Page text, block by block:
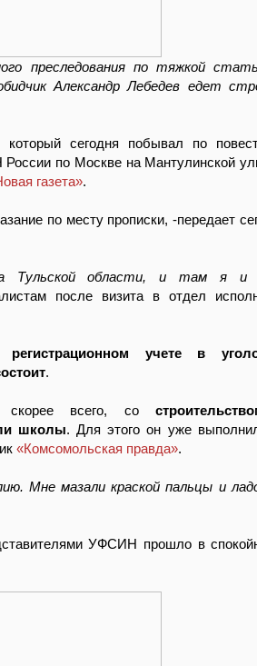
преследования по тяжкой
Александр Лебедев едет
сегодня побывал по
по Москве на Мантулинской
газета».
по месту прописки, -передает
Тульской области, и там я и
после визита в отдел
учете в
.
скорее всего, со
школы. Для этого он уже
«Комсомольская правда».
Мне мазали краской пальцы и
УФСИН прошло в